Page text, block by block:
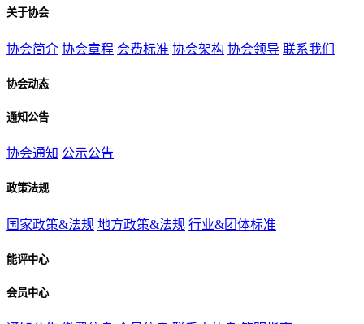
关于协会
协会简介 协会章程 会费标准 协会架构 协会领导 联系我们
协会动态
通知公告
协会通知 公示公告
政策法规
国家政策&法规 地方政策&法规 行业&团体标准
能评中心
会员中心